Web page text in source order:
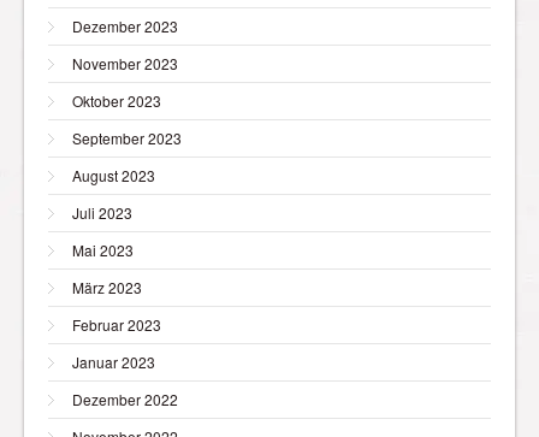
Dezember 2023
November 2023
Oktober 2023
September 2023
August 2023
Juli 2023
Mai 2023
März 2023
Februar 2023
Januar 2023
Dezember 2022